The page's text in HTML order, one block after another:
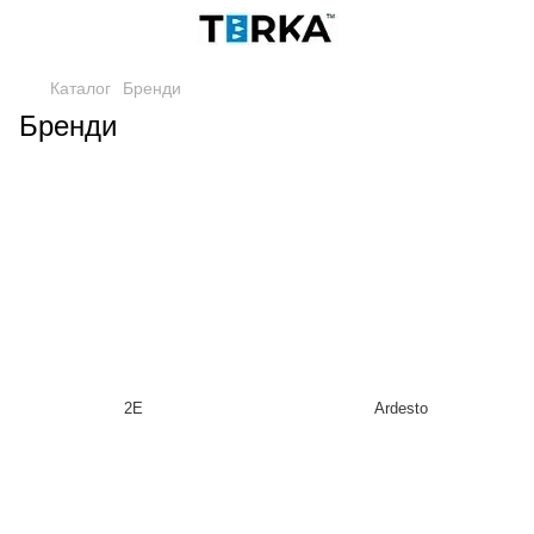
Каталог Бренди
Бренди
2E Ardesto